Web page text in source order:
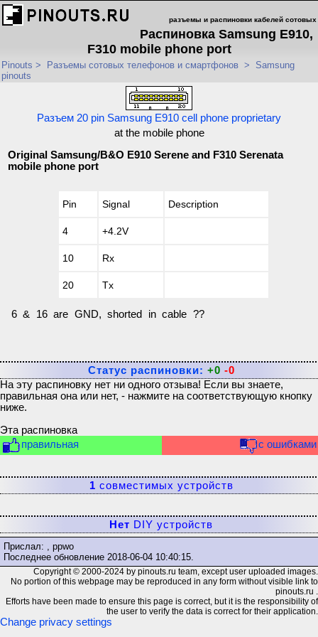
разъемы и распиновки кабелей сотовых
Распиновка Samsung E910,
F310 mobile phone port
Pinouts > Разъемы сотовых телефонов и смартфонов > Samsung
pinouts
Разъем 20 pin Samsung E910 cell phone proprietary
at the mobile phone
Original Samsung/B&O E910 Serene and F310 Serenata
mobile phone port
Pin Signal Description
4 +4.2V
10 Rx
20 Tx
6 & 16 are GND, shorted in cable ??
Статус распиновки: +0 -0
На эту распиновку нет ни одного отзыва! Если вы знаете,
правильная она или нет, - нажмите на соответствующую кнопку
ниже.
Эта распиновка
правильная
с ошибками
1 совместимых устройств
Нет DIY устройств
Прислал: , ppwo
Последнее обновление 2018-06-04 10:40:15
Copyright © 2000-2024 by pinouts.ru team, except user uploaded images.
No portion of this webpage may be reproduced in any form without visible link to
pinouts.ru .
Efforts have been made to ensure this page is correct, but it is the responsibility of
the user to verify the data is correct for their application.
Change privacy settings